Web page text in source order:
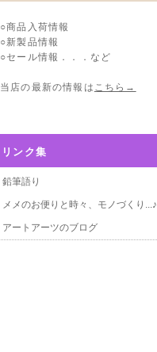
○商品入荷情報
○新製品情報
○セール情報．．．など
当店の最新の情報は こちら→
リンク集
鉛筆語り
メメのお便りと時々、モノづくり...♪
アートアーツのブログ